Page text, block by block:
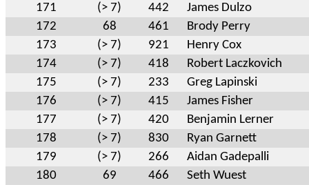
171
(> 7) 442
James Dulzo
172
68 461
Brody Perry
173
(> 7) 921
Henry Cox
174
(> 7) 418
Robert Laczkovich
175
(> 7) 233
Greg Lapinski
176
(> 7) 415
James Fisher
177
(> 7) 420
Benjamin Lerner
178
(> 7) 830
Ryan Garnett
179
(> 7) 266
Aidan Gadepalli
180
69 466
Seth Wuest